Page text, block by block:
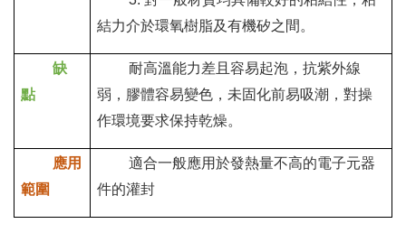
結力介於環氧樹脂及有機矽之間。
缺
點
耐高溫能力差且容易起泡，抗紫外線
弱，膠體容易變色，未固化前易吸潮，對操
作環境要求保持乾燥。
應用
範圍
適合一般應用於發熱量不高的電子元器
件的灌封